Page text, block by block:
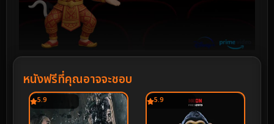
หนังฟรีที่คุณอาจจะชอบ
5.9 5.9